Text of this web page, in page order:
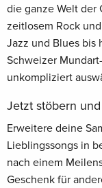
die ganze Welt der
zeitlosem Rock
Jazz und Blues bis
Schweizer
unkompliziert
Jetzt stöbern
Erweitere deine
Lieblingssongs in
nach einem
Geschenk für